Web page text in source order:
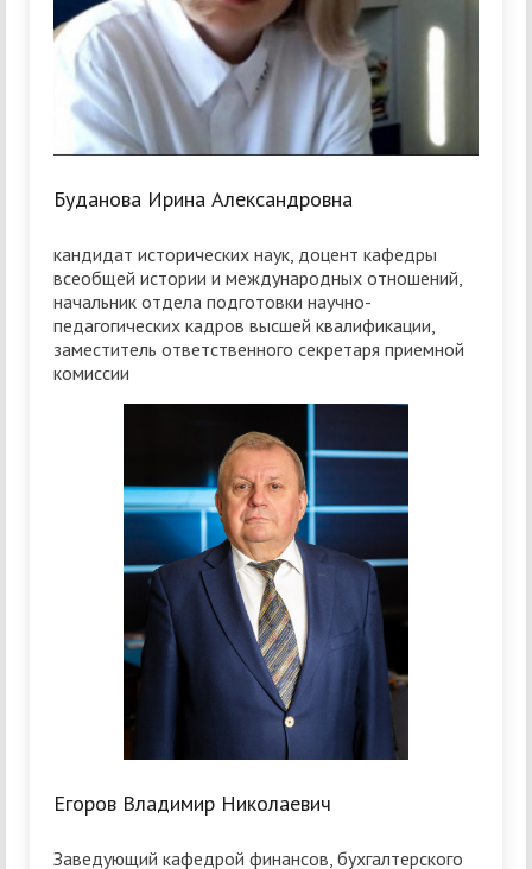
Буданова Ирина Александровна
кандидат исторических наук, доцент кафедры
всеобщей истории и международных отношений,
начальник отдела подготовки научно-
педагогических кадров высшей квалификации,
заместитель ответственного секретаря приемной
комиссии
Егоров Владимир Николаевич
Заведующий кафедрой финансов, бухгалтерского